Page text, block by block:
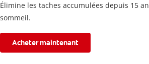
Élimine les taches accumulées depuis 15
sommeil.
Acheter maintenant